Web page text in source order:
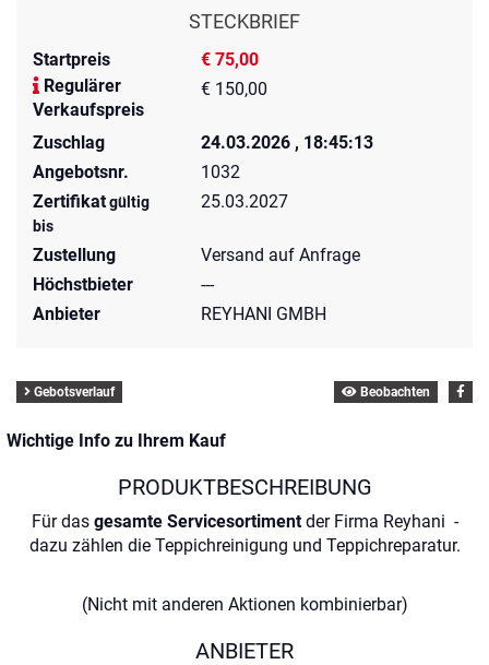
STECKBRIEF
Startpreis
€ 75,00
Regulärer
Verkaufspreis
€ 150,00
Zuschlag
24.03.2026 , 18:45:13
Angebotsnr.
1032
Zertifikatgültig
bis
25.03.2027
Zustellung
Versand auf Anfrage
Höchstbieter
---
Anbieter
REYHANI GMBH
Gebotsverlauf Beobachten
Wichtige Info zu Ihrem Kauf
PRODUKTBESCHREIBUNG
Für dasgesamte Servicesortimentder Firma Reyhani -
dazu zählen die Teppichreinigung und Teppichreparatur.
(Nicht mit anderen Aktionen kombinierbar)
ANBIETER